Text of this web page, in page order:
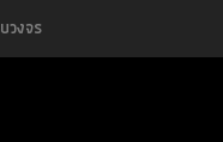
วงจร